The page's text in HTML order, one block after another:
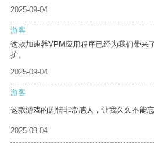
2025-09-04
游客
这款加速器VPM应用程序已经为我们带来
护。
2025-09-04
游客
这款游戏的剧情非常感人，让我久久不能忘
2025-09-04